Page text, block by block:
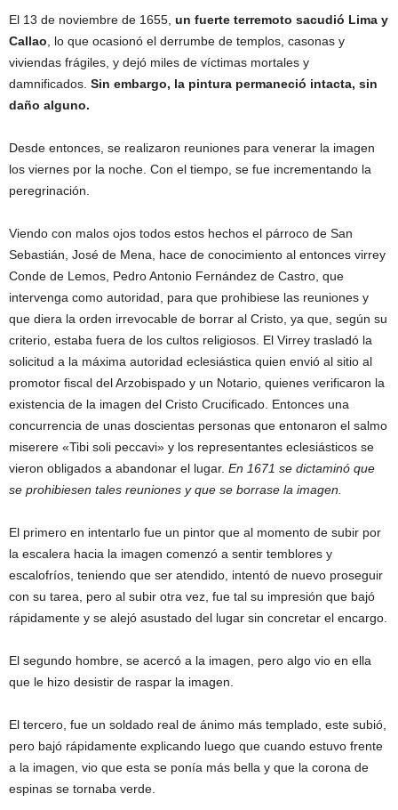
El 13 de noviembre de 1655, un fuerte terremoto sacudió Lima y
Callao , lo que ocasionó el derrumbe de templos, casonas y
viviendas frágiles, y dejó miles de víctimas mortales y
damnificados. Sin embargo, la pintura permaneció intacta, sin
daño alguno.
Desde entonces, se realizaron reuniones para venerar la imagen
los viernes por la noche. Con el tiempo, se fue incrementando la
peregrinación.
Viendo con malos ojos todos estos hechos el párroco de San
Sebastián, José de Mena, hace de conocimiento al entonces virrey
Conde de Lemos, Pedro Antonio Fernández de Castro, que
intervenga como autoridad, para que prohibiese las reuniones y
que diera la orden irrevocable de borrar al Cristo, ya que, según su
criterio, estaba fuera de los cultos religiosos. El Virrey trasladó la
solicitud a la máxima autoridad eclesiástica quien envió al sitio al
promotor fiscal del Arzobispado y un Notario, quienes verificaron la
existencia de la imagen del Cristo Crucificado. Entonces una
concurrencia de unas doscientas personas que entonaron el salmo
miserere «Tibi soli peccavi» y los representantes eclesiásticos se
vieron obligados a abandonar el lugar. En 1671 se dictaminó que
se prohibiesen tales reuniones y que se borrase la imagen.
El primero en intentarlo fue un pintor que al momento de subir por
la escalera hacia la imagen comenzó a sentir temblores y
escalofríos, teniendo que ser atendido, intentó de nuevo proseguir
con su tarea, pero al subir otra vez, fue tal su impresión que bajó
rápidamente y se alejó asustado del lugar sin concretar el encargo.
El segundo hombre, se acercó a la imagen, pero algo vio en ella
que le hizo desistir de raspar la imagen.
El tercero, fue un soldado real de ánimo más templado, este subió,
pero bajó rápidamente explicando luego que cuando estuvo frente
a la imagen, vio que esta se ponía más bella y que la corona de
espinas se tornaba verde.